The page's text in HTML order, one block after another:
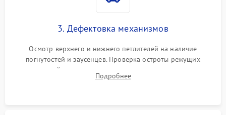
3. Дефектовка механизмов
Осмотр верхнего и нижнего петлителей на наличие
погнутостей и заусенцев. Проверка остроты режущих
кромок ножей, состояния приводного ремня, электромотора
и механизма дифференциальной подачи ткани.
Подробнее